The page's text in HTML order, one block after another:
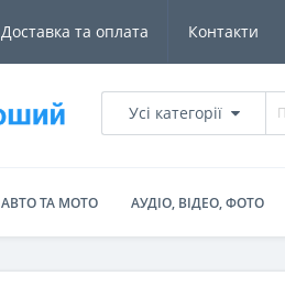
Доставка та оплата Контакти
Усі категорії
АВТО ТА МОТО АУДІО, ВІДЕО, ФОТО